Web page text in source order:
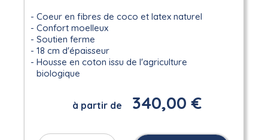
Coeur en fibres de coco et latex naturel
Confort moelleux
Soutien ferme
18 cm d'épaisseur
Housse en coton issu de l'agriculture
biologique
à partir de 340,00 €